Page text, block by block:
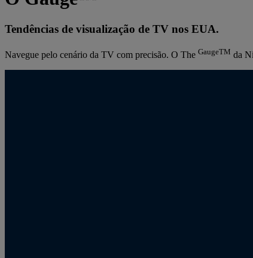
Tendências de visualização de TV nos EUA.
Navegue pelo cenário da TV com precisão. O The GaugeTM da